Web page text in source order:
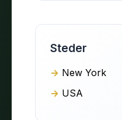
Steder
New York
USA